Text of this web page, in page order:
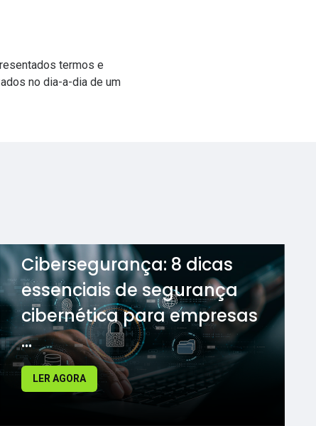
termos e
no dia-a-dia de um
Cibersegurança: 8 dicas
essenciais de segurança
cibernética para empresas
...
LER AGORA